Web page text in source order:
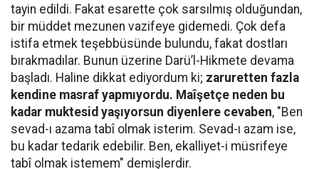
tayin edildi. Fakat esarette çok sarsılmış olduğundan,
bir müddet mezunen vazifeye gidemedi. Çok defa
istifa etmek teşebbüsünde bulundu, fakat dostları
bırakmadılar. Bunun üzerine Darü’l-Hikmete devama
başladı. Haline dikkat ediyordum ki; zaruretten fazla
kendine masraf yapmıyordu. Maîşetçe neden bu
kadar muktesid yaşıyorsun diyenlere cevaben, "Ben
sevad-ı azama tabî olmak isterim. Sevad-ı azam ise,
bu kadar tedarik edebilir. Ben, ekalliyet-i müsrifeye
tabî olmak istemem" demişlerdir.